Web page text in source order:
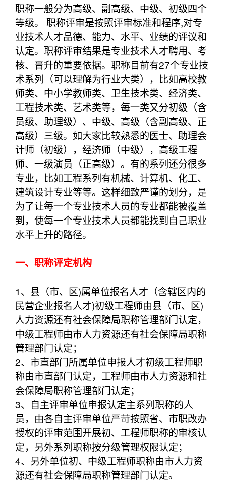
职称一般分为高级、副高级、中级、初级四个
等级。 职称评审是按照评审标准和程序,对专
业技术人才品德、能力、水平、业绩的评议和
认定。职称评审结果是专业技术人才聘用、考
核、晋升的重要依据。职称目前有27个专业技
术系列（可以理解为行业大类），比如高校教
师类、中小学教师类、卫生技术类、经济类、
工程技术类、艺术类等，每一类又分初级（含
员级、助理级）、中级、高级（含副高级、正
高级）三级。如大家比较熟悉的医士、助理会
计师（初级），经济师（中级），高级工程
师、一级演员（正高级）。有的系列还分很多
专业，比如工程系列有机械、计算机、化工、
建筑设计专业等等。这样细致严谨的划分，是
为了让每一个专业技术人员的专业都能被覆盖
到，使每一个专业技术人员都能找到自己职业
水平上升的路径。
一、职称评定机构
1、县（市、区)属单位报名人才（含辖区内的
民营企业报名人才)初级工程师由县（市、区)
人力资源还有社会保障局职称管理部门认定，
中级工程师由市人力资源还有社会保障局职称
管理部门认定；
2、市直部门所属单位申报人才初级工程师职
称由市直部门认定，工程师由市人力资源和社
会保障局职称管理部门认定；
3、自主评审单位申报认定主系列职称的人
员，由各自主评审单位严苛按照省、市职改办
授权的评审范围开展初、工程师职称的审核认
定，另外系列职称按分级管理权限认定；
4、另外单位初、中级工程师职称由市人力资
源还有社会保障局职称管理部门认定。